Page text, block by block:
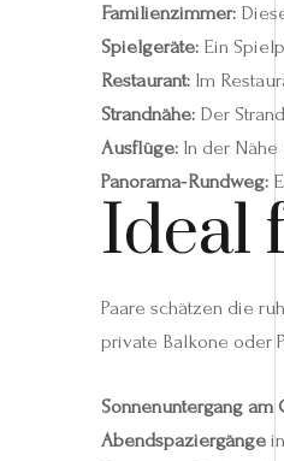
Familienzimmer:
Spielgeräte: Ein
Restaurant: Im
Strandnähe: Der
Ausflüge: In der
Panorama‑Rundweg:
Ideal
Paare schätzen die
private Balkone oder
Sonnenuntergang am
Abendspaziergänge